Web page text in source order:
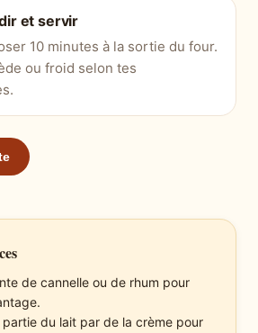
et servir
10 minutes à la sortie du four.
ou froid selon tes
de cannelle ou de rhum pour
partie du lait par de la crème pour